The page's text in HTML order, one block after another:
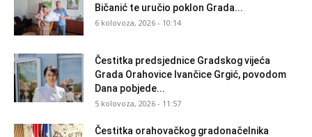
Bičanić te uručio poklon Grada...
6 kolovoza, 2026 - 10:14
Čestitka predsjednice Gradskog vijeća
Grada Orahovice Ivančice Grgić, povodom
Dana pobjede...
5 kolovoza, 2026 - 11:57
Čestitka orahovačkog gradonačelnika